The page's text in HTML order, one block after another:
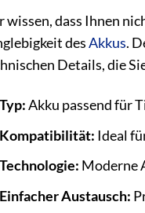
wissen, dass Ihnen
desAkkus.
Details, die
Typ:Akku passend für
Kompatibilität: Ideal
Technologie: Moderne
Einfacher Austausch: